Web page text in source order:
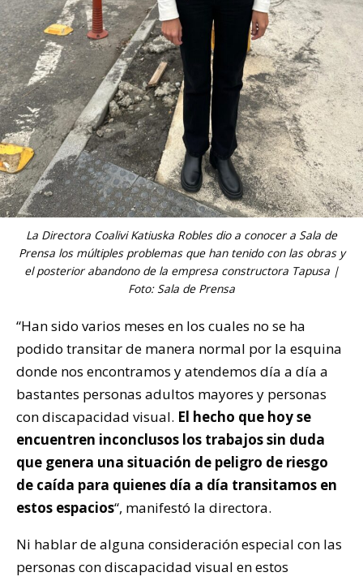
La Directora Coalivi Katiuska Robles dio a conocer a Sala de
Prensa los múltiples problemas que han tenido con las obras y
el posterior abandono de la empresa constructora Tapusa |
Foto: Sala de Prensa
“Han sido varios meses en los cuales no se ha
podido transitar de manera normal por la esquina
donde nos encontramos y atendemos día a día a
bastantes personas adultos mayores y personas
con discapacidad visual. El hecho que hoy se
encuentren inconclusos los trabajos sin duda
que genera una situación de peligro de riesgo
de caída para quienes día a día transitamos en
estos espacios“, manifestó la directora.
Ni hablar de alguna consideración especial con las
personas con discapacidad visual en estos